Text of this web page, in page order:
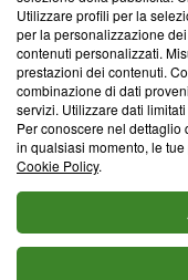
Informativa Privacy
Cookie Policy
Blasting SA, IDI CHE-
Lugano (Svizzera)
© 2026 Blasting News
Utilizzare profili per la
per la personalizzazione
contenuti personalizzati.
prestazioni dei contenuti.
combinazione di dati
servizi. Utilizzare dati
Per conoscere nel
in qualsiasi momento, le
Cookie Policy.